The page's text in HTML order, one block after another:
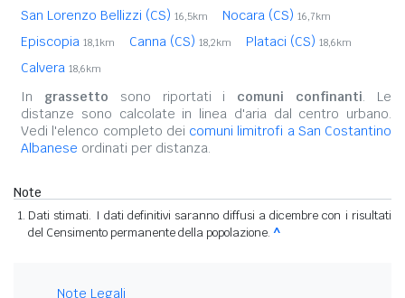
San Lorenzo Bellizzi (CS) 16,5km Nocara (CS) 16,7km
Episcopia 18,1km Canna (CS) 18,2km Plataci (CS) 18,6km
Calvera 18,6km
In grassetto sono riportati i comuni confinanti. Le
distanze sono calcolate in linea d'aria dal centro urbano.
Vedi l'elenco completo dei comuni limitrofi a San Costantino
Albanese ordinati per distanza.
Note
Dati stimati. I dati definitivi saranno diffusi a dicembre con i risultati
del Censimento permanente della popolazione. ^
Note Legali